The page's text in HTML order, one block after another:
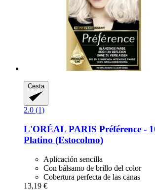
Cesta
2.0 (1)
L'ORÉAL PARIS Préférence -​
Platino (Estocolmo)
Aplicación sencilla
Con bálsamo de brillo del color
Cobertura perfecta de las canas
13,19 €